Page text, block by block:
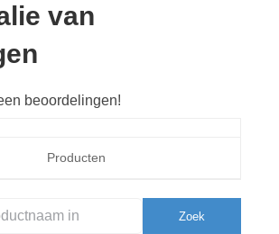
van
beoordelingen!
Producten